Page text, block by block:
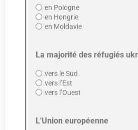
en Pologne
en Hongrie
en Moldavie
La majorité des réfugiés
vers le Sud
vers l’Est
vers l’Ouest
L'Union européenne